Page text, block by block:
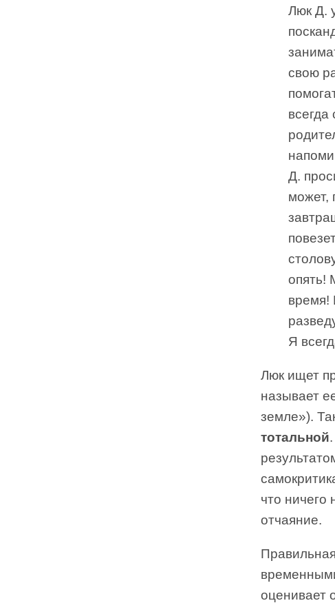
Люк Д.
свою
всегда
Д.
может,
опять!
время!
Я
Люк ищет
называет
земле»).
тотальной
что ничего
отчаяние.
оценивает